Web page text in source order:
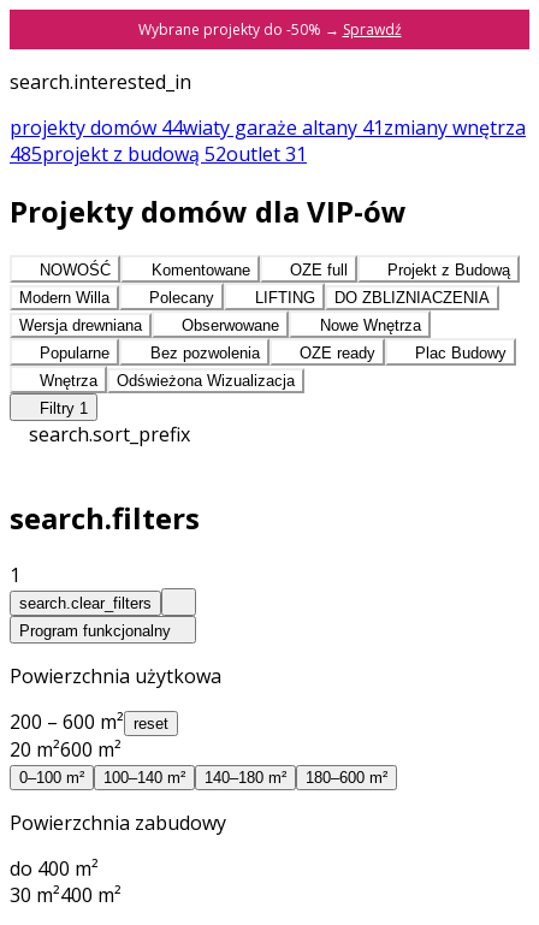
Wybrane projekty do -50% → Sprawdź
search.interested_in
projekty domów 44wiaty garaże altany 41zmianywnętrza
485projekt z budową 52outlet31
Projekty domów dla VIP-ów
NOWOŚĆ Komentowane OZE full
Projekt z Budową
Modern Willa
Polecany LIFTING
DO ZBLIZNIACZENIA
Wersja drewniana
Obserwowane
Nowe Wnętrza
Popularne
Bez pozwolenia OZE ready
Plac Budowy
Wnętrza
Odświeżona Wizualizacja
Filtry 1
search.sort_prefix
search.filters
1
search.clear_filters
Program funkcjonalny
Powierzchnia użytkowa
200 – 600 m² reset
20 m²600 m²
0–100 m² 100–140 m² 140–180 m² 180–600 m²
Powierzchnia zabudowy
do 400 m²
30 m²400 m²